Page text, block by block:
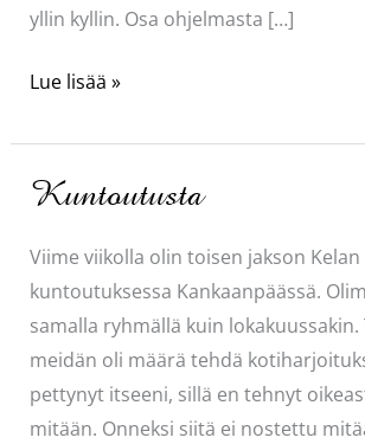
yllin kyllin. Osa ohjelmasta […]
Huijarisyndrooma
Lue lisää »
Kuntoutusta
Viime viikolla olin toisen jakson Kelan
kuntoutuksessa Kankaanpäässä.
samalla ryhmällä kuin lokakuussakin.
meidän oli määrä tehdä
pettynyt itseeni, sillä en tehnyt
mitään. Onneksi siitä ei nostettu